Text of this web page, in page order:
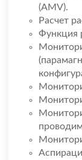
(AMV).
Расчет
Функция